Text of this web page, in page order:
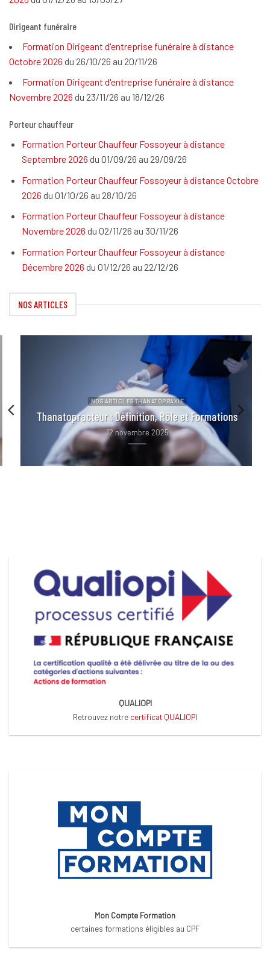
Dirigeant funéraire
Formation Dirigeant d'entreprise funéraire à distance
Octobre 2026 du 26/10/26 au 20/11/26
Formation Dirigeant d'entreprise funéraire à distance
Novembre 2026 du 23/11/26 au 18/12/26
Porteur chauffeur
Formation Porteur Chauffeur Fossoyeur à distance
Septembre 2026 du 01/09/26 au 29/09/26
Formation Porteur Chauffeur Fossoyeur à distance Octobre
2026 du 01/10/26 au 28/10/26
Formation Porteur Chauffeur Fossoyeur à distance
Novembre 2026 du 02/11/26 au 30/11/26
Formation Porteur Chauffeur Fossoyeur à distance
Décembre 2026 du 01/12/26 au 22/12/26
NOS ARTICLES
ACTUALITÉS NOS ARTICLES
Job Dating Salon Funéraire Grand SUD
7 octobre 2025
QUALIOPI
Retrouvez notre certificat QUALIOPI
Mon Compte Formation
certaines formations éligibles au CPF